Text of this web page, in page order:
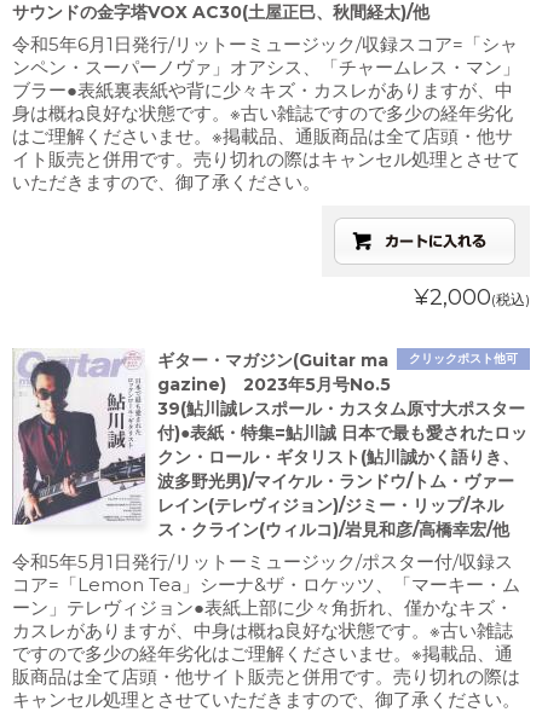
サウンドの金字塔VOX AC30(土屋正巳、秋間経太)/他
令和5年6月1日発行/リットーミュージック/収録スコア=「シャ
ンペン・スーパーノヴァ」オアシス、「チャームレス・マン」
ブラー●表紙裏表紙や背に少々キズ・カスレがありますが、中
身は概ね良好な状態です。※古い雑誌ですので多少の経年劣化
はご理解くださいませ。※掲載品、通販商品は全て店頭・他サ
イト販売と併用です。売り切れの際はキャンセル処理とさせて
いただきますので、御了承ください。
¥2,000(税込)
クリックポスト他可
ギター・マガジン(Guitar ma
gazine) 2023年5月号No.5
39(鮎川誠レスポール・カスタム原寸大ポスター
付)●表紙・特集=鮎川誠 日本で最も愛されたロッ
クン・ロール・ギタリスト(鮎川誠かく語りき、
波多野光男)/マイケル・ランドウ/トム・ヴァー
レイン(テレヴィジョン)/ジミー・リップ/ネル
ス・クライン(ウィルコ)/岩見和彦/高橋幸宏/他
令和5年5月1日発行/リットーミュージック/ポスター付/収録ス
コア=「Lemon Tea」シーナ&ザ・ロケッツ、「マーキー・ム
ーン」テレヴィジョン●表紙上部に少々角折れ、僅かなキズ・
カスレがありますが、中身は概ね良好な状態です。※古い雑誌
ですので多少の経年劣化はご理解くださいませ。※掲載品、通
販商品は全て店頭・他サイト販売と併用です。売り切れの際は
キャンセル処理とさせていただきますので、御了承ください。